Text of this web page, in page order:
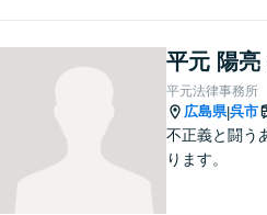
平元 陽亮
平元法律事務所
広島県|呉市
不正義と闘う
ります。